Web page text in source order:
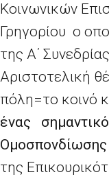
Κοινωνικών
Γρηγορίου ο
της Α΄
Αριστοτελική
πόλη=το κοινό
ένας
της